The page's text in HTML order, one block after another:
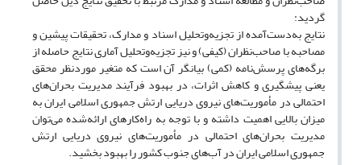
گردید:
نتایج به‌دست‌آمده از تجزیه‌وتحلیل اسناد و مدارک، تحقیقات پیشین و
مصاحبه با صاحب‌نظران (کیفی) و نیز تجزیه‌وتحلیل آماری نتایج حاصله از
برگه‌های پرسش‌نامه (کمی) بیانگر آن است که متغیر موردنظر محقق
یعنی پیشگیری و کاهش اثرات، در بهبود فرآیند مدیریت بحران‌های
احتمالی در مأموریت‌های نیروی دریایی ارتش جمهوری اسلامی ایران به
میزان بالایی اهمیت داشته و با توجه به راه‌کارهای ارائه‌شده می‌توان
مدیریت بحران‌های احتمالی در مأموریت‌های نیروی دریایی ارتش
جمهوری اسلامی ایران در آب‌های جنوب کشور را بهبود بخشید.